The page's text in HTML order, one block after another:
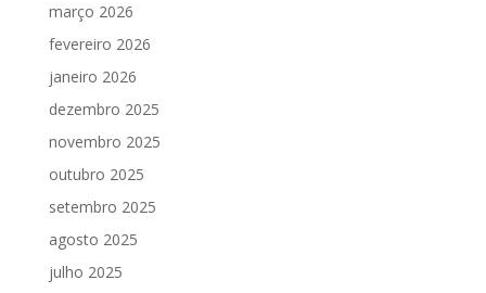
março 2026
fevereiro 2026
janeiro 2026
dezembro 2025
novembro 2025
outubro 2025
setembro 2025
agosto 2025
julho 2025